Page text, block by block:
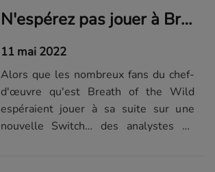
lancement.
N'espérez pas jouer à Breath of the Wild 2 sur une nouvelle Switch
11 mai 2022
Alors que les nombreux fans du chef-
d'œuvre qu'est Breath of the Wild
espéraient jouer à sa suite sur une
nouvelle Switch… des analystes de